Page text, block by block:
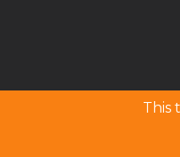
This